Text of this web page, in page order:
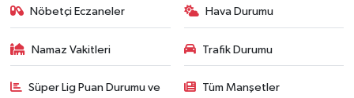
Nöbetçi Eczaneler Hava Durumu
Namaz Vakitleri Trafik Durumu
Süper Lig Puan Durumu ve
Tüm Manşetler